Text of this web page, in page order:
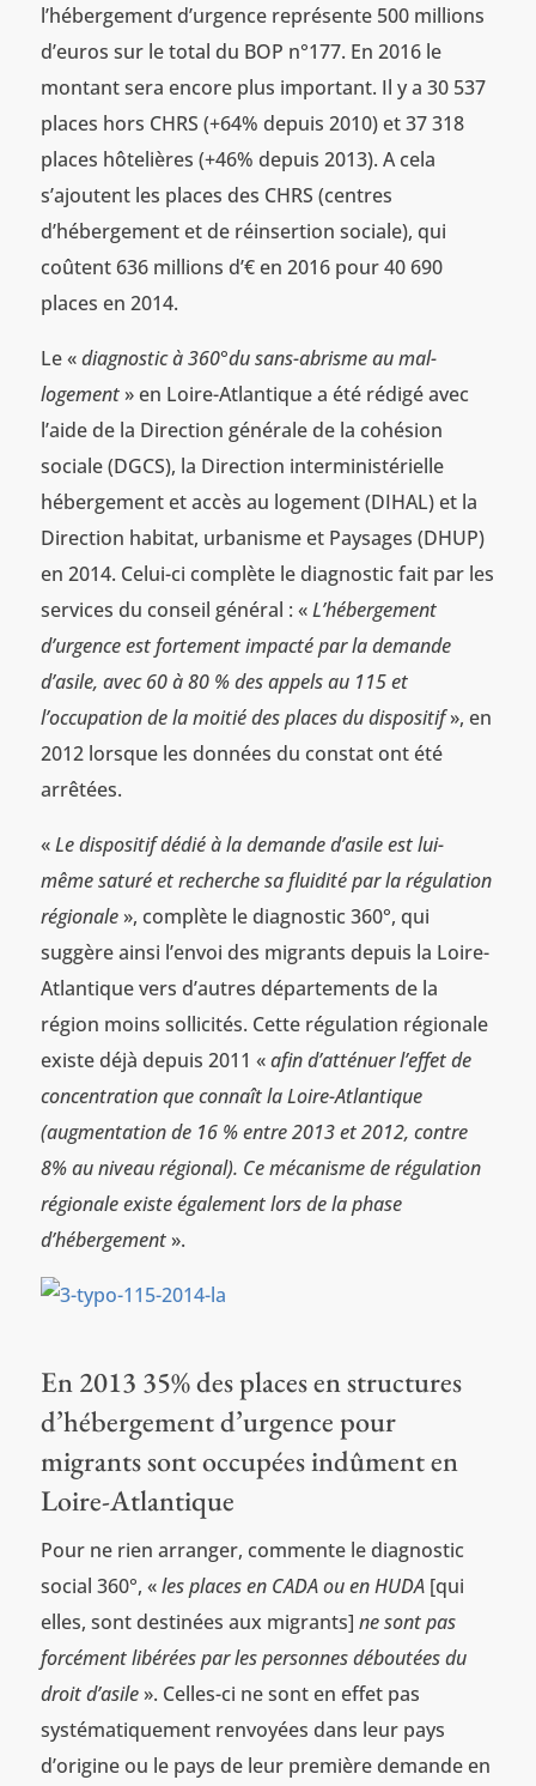
l’hébergement d’urgence représente 500 millions
d’euros sur le total du BOP n°177. En 2016 le
montant sera encore plus important. Il y a 30 537
places hors CHRS (+64% depuis 2010) et 37 318
places hôtelières (+46% depuis 2013). A cela
s’ajoutent les places des CHRS (centres
d’hébergement et de réinsertion sociale), qui
coûtent 636 millions d’€ en 2016 pour 40 690
places en 2014.
Le «diagnostic à 360°du sans-abrisme au mal-
logement» en Loire-Atlantique a été rédigé avec
l’aide de la Direction générale de la cohésion
sociale (DGCS), la Direction interministérielle
hébergement et accès au logement (DIHAL) et la
Direction habitat, urbanisme et Paysages (DHUP)
en 2014. Celui-ci complète le diagnostic fait par les
services du conseil général : «L’hébergement
d’urgence est fortement impacté par la demande
d’asile, avec 60 à 80 % des appels au 115 et
l’occupation de la moitié des places du dispositif», en
2012 lorsque les données du constat ont été
arrêtées.
«Le dispositif dédié à la demande d’asile est lui-
même saturé et recherche sa fluidité par la régulation
régionale», complète le diagnostic 360°, qui
suggère ainsi l’envoi des migrants depuis la Loire-
Atlantique vers d’autres départements de la
région moins sollicités. Cette régulation régionale
existe déjà depuis 2011 «afin d’atténuer l’effet de
concentration que connaît la Loire-Atlantique
(augmentation de 16 % entre 2013 et 2012, contre
8% au niveau régional). Ce mécanisme de régulation
régionale existe également lors de la phase
d’hébergement».
En 2013 35% des places en structures
d’hébergement d’urgence pour
migrants sont occupées indûment en
Loire-Atlantique
Pour ne rien arranger, commente le diagnostic
social 360°, «les places en CADA ou en HUDA[qui
elles, sont destinées aux migrants] ne sont pas
forcément libérées par les personnes déboutées du
droit d’asile». Celles-ci ne sont en effet pas
systématiquement renvoyées dans leur pays
d’origine ou le pays de leur première demande en